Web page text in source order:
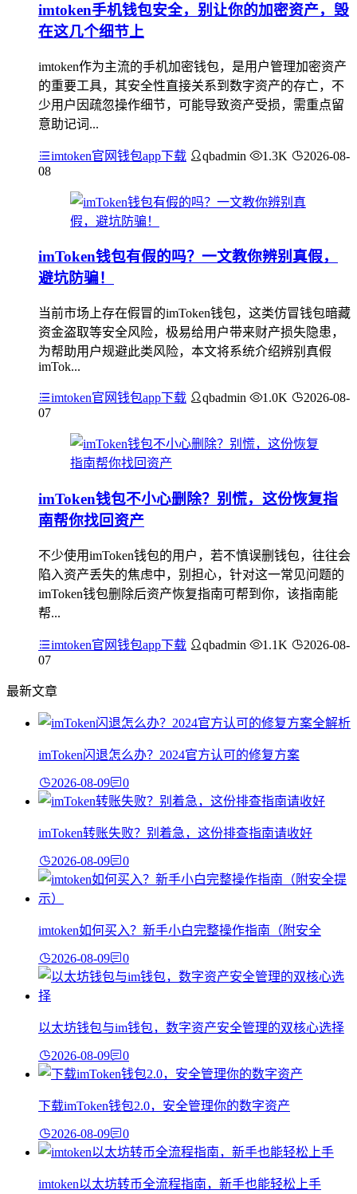
imtoken手机钱包安全，别让你的加密资产，毁
在这几个细节上
imtoken作为主流的手机加密钱包，是用户管理加密资产
的重要工具，其安全性直接关系到数字资产的存亡，不
少用户因疏忽操作细节，可能导致资产受损，需重点留
意助记词...
imtoken官网钱包app下载 qbadmin 1.3K
2026-08-
08
imToken钱包有假的吗？一文教你辨别真假，
避坑防骗！
当前市场上存在假冒的imToken钱包，这类仿冒钱包暗藏
资金盗取等安全风险，极易给用户带来财产损失隐患，
为帮助用户规避此类风险，本文将系统介绍辨别真假
imTok...
imtoken官网钱包app下载 qbadmin 1.0K
2026-08-
07
imToken钱包不小心删除？别慌，这份恢复指
南帮你找回资产
不少使用imToken钱包的用户，若不慎误删钱包，往往会
陷入资产丢失的焦虑中，别担心，针对这一常见问题的
imToken钱包删除后资产恢复指南可帮到你，该指南能
帮...
imtoken官网钱包app下载 qbadmin 1.1K
2026-08-
07
最新文章
imToken闪退怎么办？2024官方认可的修复方案
2026-08-09 0
imToken转账失败？别着急，这份排查指南请收好
2026-08-09 0
imtoken如何买入？新手小白完整操作指南（附安全
2026-08-09 0
以太坊钱包与im钱包，数字资产安全管理的双核心选择
2026-08-09 0
下载imToken钱包2.0，安全管理你的数字资产
2026-08-09 0
imtoken以太坊转币全流程指南，新手也能轻松上手